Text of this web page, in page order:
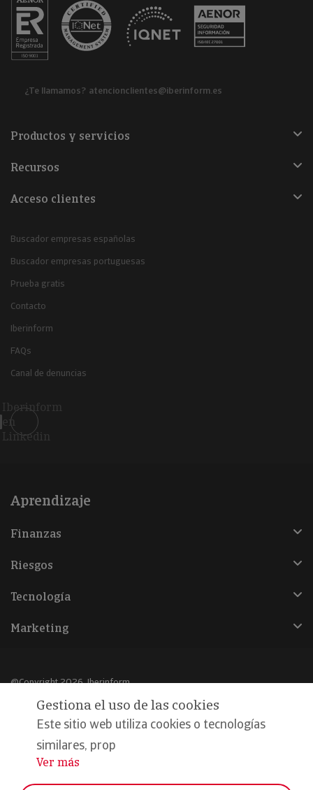
¿Te llamamos? atencionclientes@iberinform.es
Productos y servicios
Recursos
Acceso clientes
Buscador empresas españolas
Buscador empresas portuguesas
Prueba gratis
Contacto
Iberinform
FAQs
Canal de denuncias
Iberinform
en
Linkedin
Aprendizaje
Finanzas
Riesgos
Tecnología
Marketing
@Copyright 2026, Iberinform
Política de cookies
Declaración de privacidad
Compromiso calidad y seguridad
Gestiona el uso de las cookies
Este sitio web utiliza cookies o tecnologías
similares, prop
...
Ver más